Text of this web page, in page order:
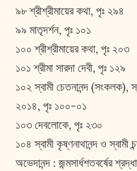
৯৮ শ্রীশ্রীমায়ের কথা, পৃঃ ২৯৪
৯৯ মাতৃদর্শন, পৃঃ ১০১
১০০ শ্রীশ্রীমায়ের কথা, পৃঃ ২০৩
১০১ শ্রীমা সারদা দেবী, পৃঃ ১২৯
১০২ স্বামী চেতনানন্দ (সংকলক),
২০১৪, পৃঃ ১০০-০১
১০৩ দেবলোকে, পৃঃ ২৩০
১০৪ স্বামী কৃষ্ণনাথানন্দ ও
অভেদানন্দ : জন্মসার্ধশতবর্ষের